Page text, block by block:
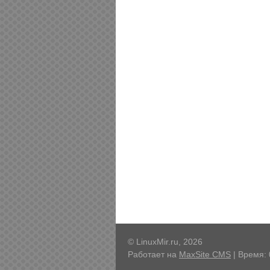
© LinuxMir.ru, 2026
Работает на MaxSite CMS | Время: